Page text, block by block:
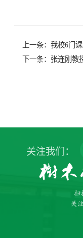
上一条： 我校6门
下一条： 张连刚教
关注我们：